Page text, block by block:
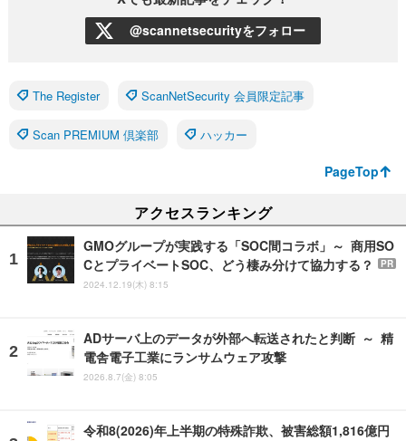
@scannetsecurityをフォロー
The Register ScanNetSecurity 会員限定記事
Scan PREMIUM 倶楽部 ハッカー
PageTop
アクセスランキング
GMOグループが実践する「SOC間コラボ」～ 商用SO
CとプライベートSOC、どう棲み分けて協力する？
PR
2024.12.19(木) 8:15
ADサーバ上のデータが外部へ転送されたと判断 ～ 精
電舎電子工業にランサムウェア攻撃
2026.8.7(金) 8:05
令和8(2026)年上半期の特殊詐欺、被害総額1,816億円